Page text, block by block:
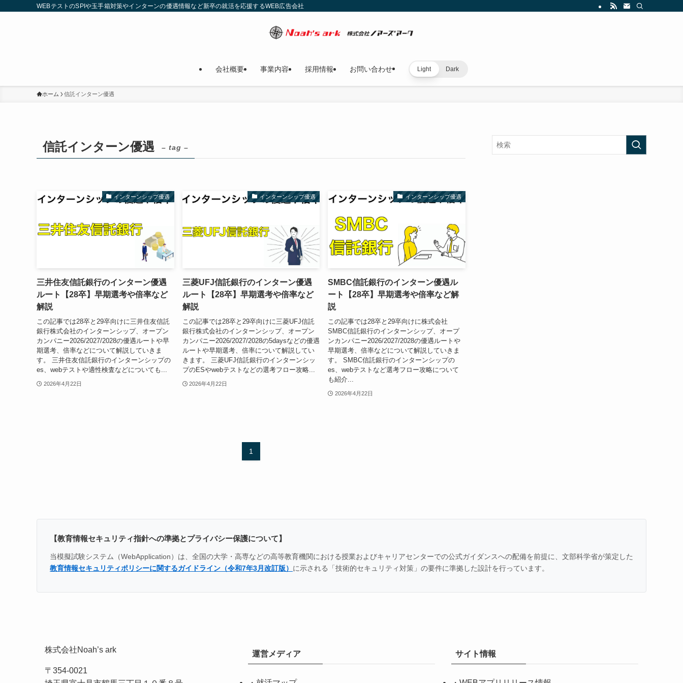
WEBテストのSPIや玉手箱対策やインターンの優遇情報など新卒の就活を応援するWEB広告会社
会社概要 事業内容 採用情報 お問い合わせ Light Dark
ホーム 信託インターン優遇
信託インターン優遇 – tag –
インターンシップ優遇
三井住友信託銀行のインターン優遇
ルート【28卒】早期選考や倍率など
解説
この記事では28卒と29卒向けに三井住友信託
銀行株式会社のインターンシップ、オープン
カンパニー2026/2027/2028の優遇ルートや早
期選考、倍率などについて解説していきま
す。 三井住友信託銀行のインターンシップの
es、webテストや適性検査などについても...
2026年4月22日
インターンシップ優遇
三菱UFJ信託銀行のインターン優遇
ルート【28卒】早期選考や倍率など
解説
この記事では28卒と29卒向けに三菱UFJ信託
銀行株式会社のインターンシップ、オープン
カンパニー2026/2027/2028の5daysなどの優遇
ルートや早期選考、倍率について解説してい
きます。 三菱UFJ信託銀行のインターンシッ
プのESやwebテストなどの選考フロー攻略...
2026年4月22日
インターンシップ優遇
SMBC信託銀行のインターン優遇ル
ート【28卒】早期選考や倍率など解
説
この記事では28卒と29卒向けに株式会社
SMBC信託銀行のインターンシップ、オープ
ンカンパニー2026/2027/2028の優遇ルートや
早期選考、倍率などについて解説していきま
す。 SMBC信託銀行のインターンシップの
es、webテストなど選考フロー攻略について
も紹介...
2026年4月22日
1
【教育情報セキュリティ指針への準拠とプライバシー保護について】
当模擬試験システム（WebApplication）は、全国の大学・高専などの高等教育機関における授業およびキャリアセンターでの公式ガイダンスへの配備を前提に、文部科学省が策定した
教育情報セキュリティポリシーに関するガイドライン（令和7年3月改訂版） に示される「技術的セキュリティ対策」の要件に準拠した設計を行っています。
株式会社Noah’s ark
〒354-0021
運営メディア サイト情報